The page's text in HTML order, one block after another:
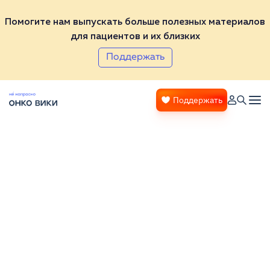
Помогите нам выпускать больше полезных материалов
для пациентов и их близких
Поддержать
Поддержать